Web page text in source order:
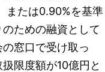
または0.90%を基準
ための融資として
窓口で受け取っ
限度額が10億円と